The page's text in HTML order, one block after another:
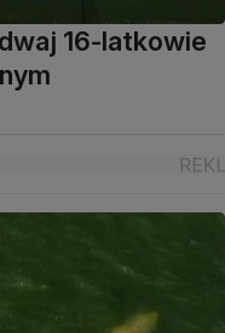
16-latkowie